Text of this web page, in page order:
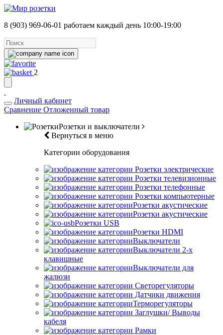
8 (903) 969-06-01 работаем каждый день 10:00-19:00
2
Личный кабинет
Сравнение Отложенный товар
Розетки и выключатели
Вернуться в меню
Категории оборудования
Розетки электрические
Розетки телевизионные
Розетки телефонные
Розетки компьютерные
Розетки акустические
Розетки акустические
Розетки USB
Розетки HDMI
Выключатели
Выключатели 2-х
клавишные
Выключатели для
жалюзи
Светорегуляторы
Датчики движения
Терморегуляторы
Заглушки/ Выводы
кабеля
Рамки